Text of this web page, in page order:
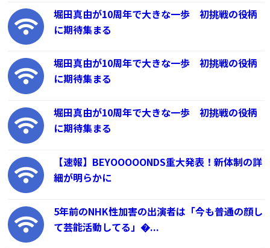
堀田真由が10周年で大きな一歩 初挑戦の役柄
に期待集まる
堀田真由が10周年で大きな一歩 初挑戦の役柄
に期待集まる
堀田真由が10周年で大きな一歩 初挑戦の役柄
に期待集まる
【速報】BEYOOOOONDS重大発表！新体制の詳
細が明らかに
5年前のNHK性加害の出演者は「今も普通の顔し
て芸能活動してる」�...